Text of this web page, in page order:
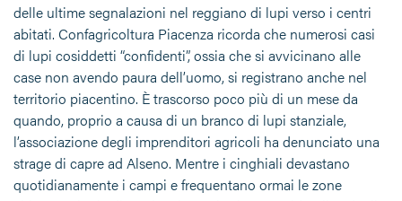
delle ultime segnalazioni nel reggiano di lupi verso i centri
abitati. Confagricoltura Piacenza ricorda che numerosi casi
di lupi cosiddetti “confidenti”, ossia che si avvicinano alle
case non avendo paura dell’uomo, si registrano anche nel
territorio piacentino. È trascorso poco più di un mese da
quando, proprio a causa di un branco di lupi stanziale,
l’associazione degli imprenditori agricoli ha denunciato una
strage di capre ad Alseno. Mentre i cinghiali devastano
quotidianamente i campi e frequentano ormai le zone